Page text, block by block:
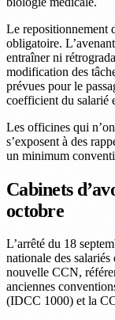
Le repositionnement
obligatoire.
entraîner ni
modification des
prévues pour le
coefficient du salarié
Les officines qui
s’exposent à des
un minimum
Cabinets
octobre
L’arrêté du 18
nationale des
nouvelle CCN,
anciennes
(IDCC 1000) et la